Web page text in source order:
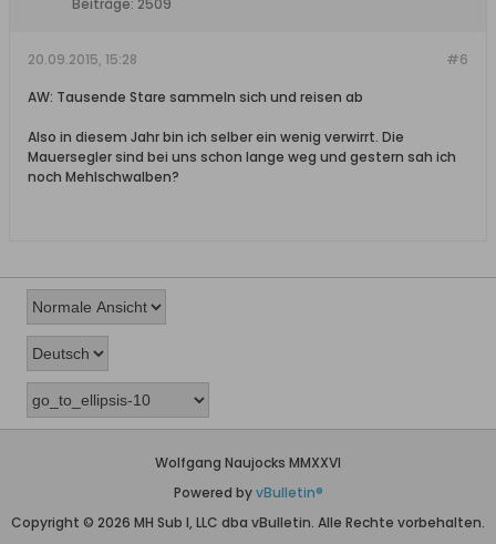
Beiträge: 2509
#6
20.09.2015, 15:28
AW: Tausende Stare sammeln sich und reisen ab
Also in diesem Jahr bin ich selber ein wenig verwirrt. Die
Mauersegler sind bei uns schon lange weg und gestern sah ich
noch Mehlschwalben?
Wolfgang Naujocks MMXXVI
Powered byvBulletin®
Copyright © 2026 MH Sub I, LLC dba vBulletin. Alle Rechte vorbehalten.